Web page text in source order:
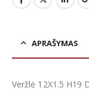
APRAŠYMAS
Veržlė 12X1.5 H19